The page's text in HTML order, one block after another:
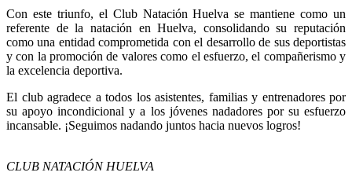
Con este triunfo, el Club Natación Huelva se mantiene como un
referente de la natación en Huelva, consolidando su reputación
como una entidad comprometida con el desarrollo de sus deportistas
y con la promoción de valores como el esfuerzo, el compañerismo y
la excelencia deportiva.
El club agradece a todos los asistentes, familias y entrenadores por
su apoyo incondicional y a los jóvenes nadadores por su esfuerzo
incansable. ¡Seguimos nadando juntos hacia nuevos logros!
CLUB NATACIÓN HUELVA